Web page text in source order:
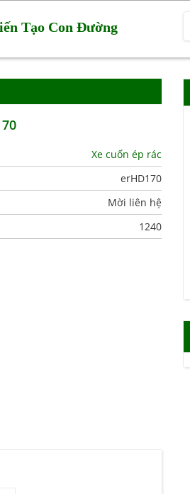
Tạo Con Đường
Xe cuốn ép rác
erHD170
Mời liên hệ
1240